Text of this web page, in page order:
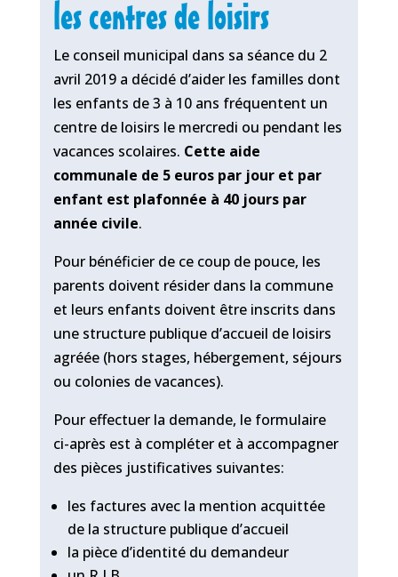
les centres de loisirs
Le conseil municipal dans sa séance du 2
avril 2019 a décidé d’aider les familles dont
les enfants de 3 à 10 ans fréquentent un
centre de loisirs le mercredi ou pendant les
vacances scolaires. Cette aide
communale de 5 euros par jour et par
enfant est plafonnée à 40 jours par
année civile.
Pour bénéficier de ce coup de pouce, les
parents doivent résider dans la commune
et leurs enfants doivent être inscrits dans
une structure publique d’accueil de loisirs
agréée (hors stages, hébergement, séjours
ou colonies de vacances).
Pour effectuer la demande, le formulaire
ci-après est à compléter et à accompagner
des pièces justificatives suivantes:
les factures avec la mention acquittée
de la structure publique d’accueil
la pièce d’identité du demandeur